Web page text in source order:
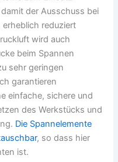
der Ausschuss bei
reduziert
wird auch
beim Spannen
sehr geringen
garantieren
einfache, sichere und
des Werkstücks und
Die Spannelemente
, so dass hier
ist.